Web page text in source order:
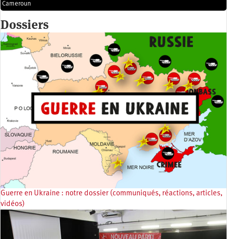
Cameroun
Dossiers
Guerre en Ukraine : notre dossier (communiqués, réactions, articles,
vidéos)